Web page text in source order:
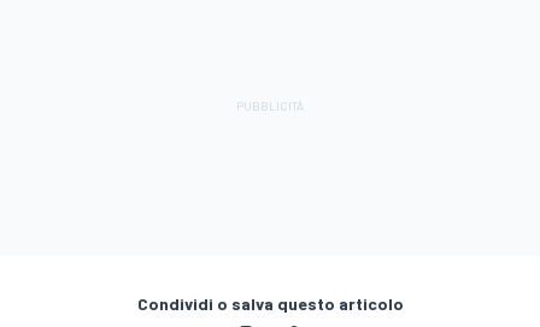
Condividi o salva questo articolo